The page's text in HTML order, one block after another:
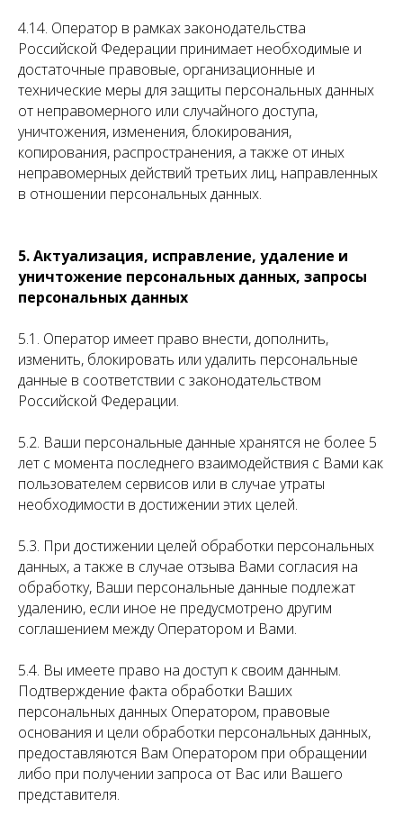
4.14. Оператор в рамках законодательства
Российской Федерации принимает необходимые и
достаточные правовые, организационные и
технические меры для защиты персональных данных
от неправомерного или случайного доступа,
уничтожения, изменения, блокирования,
копирования, распространения, а также от иных
неправомерных действий третьих лиц, направленных
в отношении персональных данных.
5. Актуализация, исправление, удаление и
уничтожение персональных данных, запросы
персональных данных
5.1. Оператор имеет право внести, дополнить,
изменить, блокировать или удалить персональные
данные в соответствии с законодательством
Российской Федерации.
5.2. Ваши персональные данные хранятся не более 5
лет с момента последнего взаимодействия с Вами как
пользователем сервисов или в случае утраты
необходимости в достижении этих целей.
5.3. При достижении целей обработки персональных
данных, а также в случае отзыва Вами согласия на
обработку, Ваши персональные данные подлежат
удалению, если иное не предусмотрено другим
соглашением между Оператором и Вами.
5.4. Вы имеете право на доступ к своим данным.
Подтверждение факта обработки Ваших
персональных данных Оператором, правовые
основания и цели обработки персональных данных,
предоставляются Вам Оператором при обращении
либо при получении запроса от Вас или Вашего
представителя.